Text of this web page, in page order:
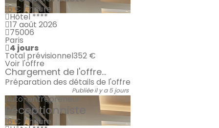
16 € / heure
Hôtel ****
17 août 2026
75006
Paris
4 jours
Total prévisionnel352 €
Voir l'offre
Chargement de l'offre...
Préparation des détails de l'offre
Publiée il y a 5 jours
Auto-entrepreneur
Réceptionniste
16 € / heure